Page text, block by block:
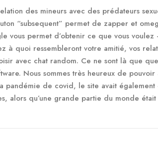
des mineurs avec des prédateurs
“subsequent” permet de zapper et
vous permet d’obtenir ce que vous
à quoi ressembleront votre amitié, vos
avec chat random. Ce ne sont là que
Nous sommes très heureux de
pandémie de covid, le site avait
alors qu’une grande partie du monde